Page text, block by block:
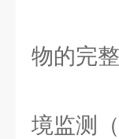
技
物的完
典
境监测